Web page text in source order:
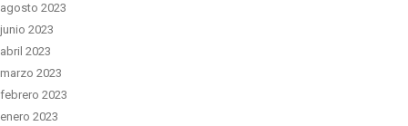
agosto 2023
junio 2023
abril 2023
marzo 2023
febrero 2023
enero 2023